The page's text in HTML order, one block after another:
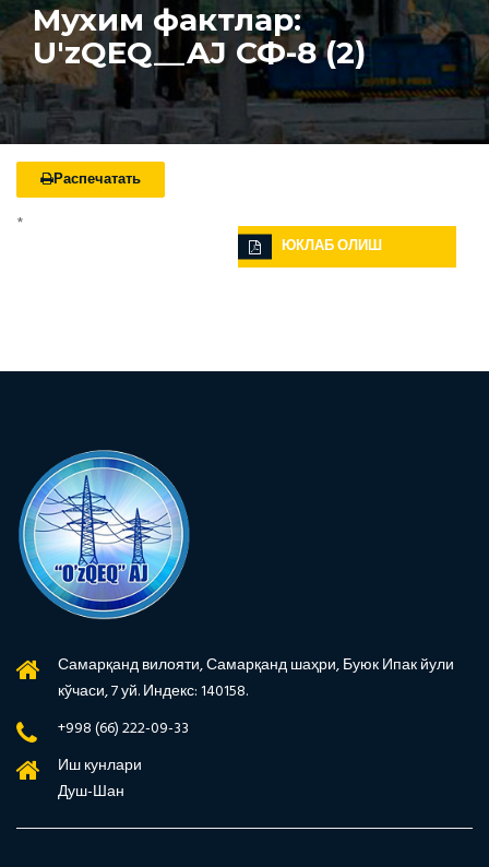
Мухим фактлар:
U'zQEQ__AJ СФ-8 (2)
Распечатать
ЮКЛАБ ОЛИШ
*
Самарқанд вилояти, Самарқанд шаҳри, Буюк Ипак йули
кўчаси, 7 уй. Индекс: 140158.
+998 (66) 222-09-33
Иш кунлари
Душ-Шан